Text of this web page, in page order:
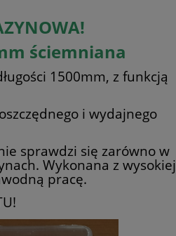
ściemniana
1500mm, z funkcją
i wydajnego
sprawdzi się zarówno w
Wykonana z wysokiej
pracę.